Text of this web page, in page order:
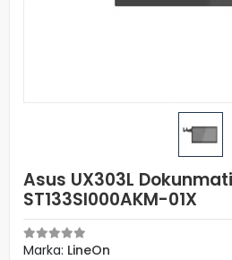
Asus UX303L
ST133SI000AKM-01X
Marka: LineOn